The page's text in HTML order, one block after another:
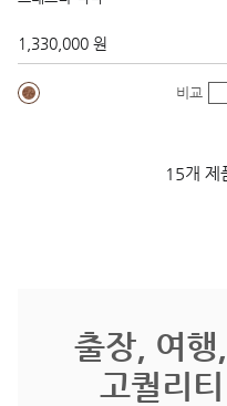
1,330,000 원
비교
15개 제
출장, 여행
고퀄리